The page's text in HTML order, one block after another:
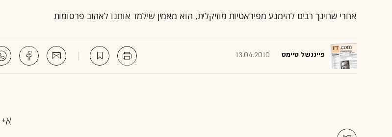
אחרי שחינך רבים להימנע מפיראטיות מוזיקלית, הוא מאמין שילמד אותנו לאהוב פרסומות
פייננשל טיימס 13.04.2010